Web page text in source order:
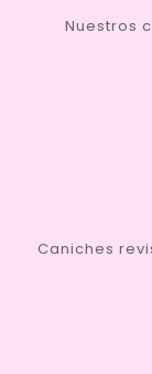
Nuestros
Caniches